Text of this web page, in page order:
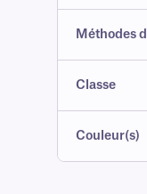
Méthodes
Classe
Couleur(s)